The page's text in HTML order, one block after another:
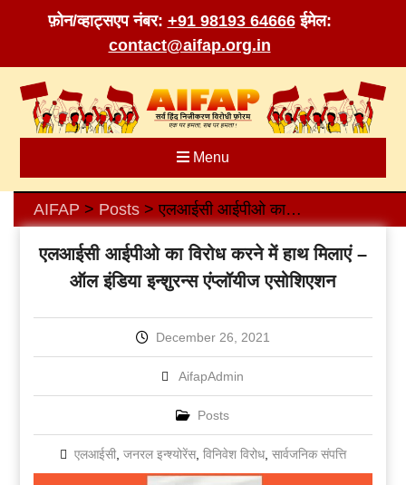
फ़ोन/व्हाट्सएप नंबर: +91 98193 64666 ईमेल:
contact@aifap.org.in
content
Menu
AIFAP > Posts> एलआईसी आईपीओ का विरोध करने में हाथ मिलाएं – ऑल इंडिया इन्शुरन्स एंप्लॉयीज एसोशिएशन
एलआईसी आईपीओ का विरोध करने में हाथ मिलाएं –
ऑल इंडिया इन्शुरन्स एंप्लॉयीज एसोशिएशन
December 26, 2021
AifapAdmin
Posts
एलआईसी, जनरल इन्श्योरेंस, विनिवेश विरोध, सार्वजनिक संपत्ति